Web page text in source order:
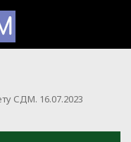
СДМ. 16.07.2023